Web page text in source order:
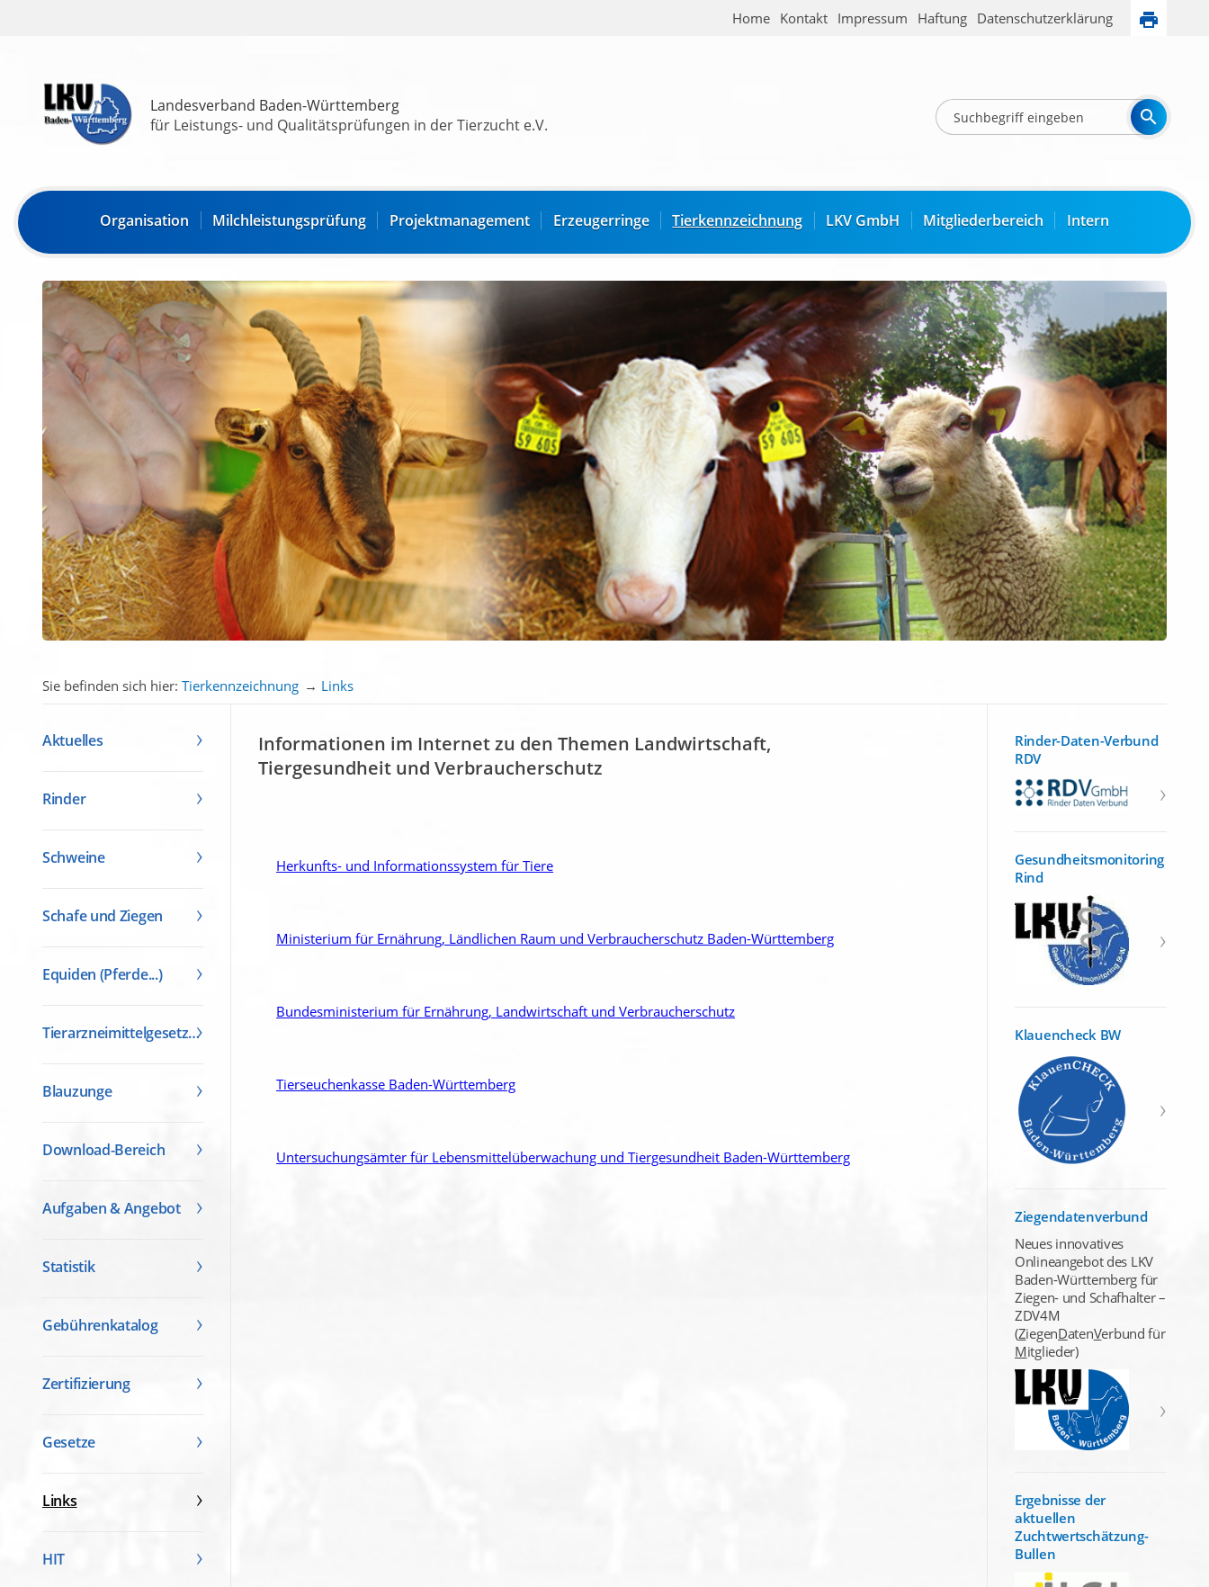
Home Kontakt Impressum Haftung Datenschutzerklärung
Landesverband Baden-Württemberg
für Leistungs- und Qualitätsprüfungen in der Tierzucht e.V.
Organisation Milchleistungsprüfung Projektmanagement Erzeugerringe Tierkennzeichnung LKV GmbH Mitgliederbereich Intern
Sie befinden sich hier: Tierkennzeichnung → Links
Aktuelles
Rinder
Schweine
Schafe und Ziegen
Equiden (Pferde...)
Tierarzneimittelgesetz (TAMG)
Blauzunge
Download-Bereich
Aufgaben & Angebot
Statistik
Gebührenkatalog
Zertifizierung
Gesetze
Links
HIT
Informationen im Internet zu den Themen Landwirtschaft,
Tiergesundheit und Verbraucherschutz
Herkunfts- und Informationssystem für Tiere
Ministerium für Ernährung, Ländlichen Raum und Verbraucherschutz Baden-Württemberg
Bundesministerium für Ernährung, Landwirtschaft und Verbraucherschutz
Tierseuchenkasse Baden-Württemberg
Untersuchungsämter für Lebensmittelüberwachung und Tiergesundheit Baden-Württemberg
Rinder-Daten-Verbund
RDV
Gesundheitsmonitoring
Rind
Klauencheck BW
Ziegendatenverbund
Neues innovatives
Onlineangebot des LKV
Baden-Württemberg für
Ziegen- und Schafhalter –
ZDV4M
(ZiegenDatenVerbund für
Mitglieder)
Ergebnisse der
aktuellen
Zuchtwertschätzung-
Bullen